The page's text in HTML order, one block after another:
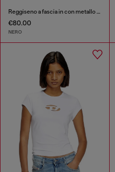
Reggiseno a fascia in con metallo Oval D
€80.00
NERO